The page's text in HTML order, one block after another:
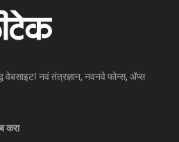
वेबसाइट! नवं तंत्रज्ञान, नवनवे फोन्स, ॲप्स
करा